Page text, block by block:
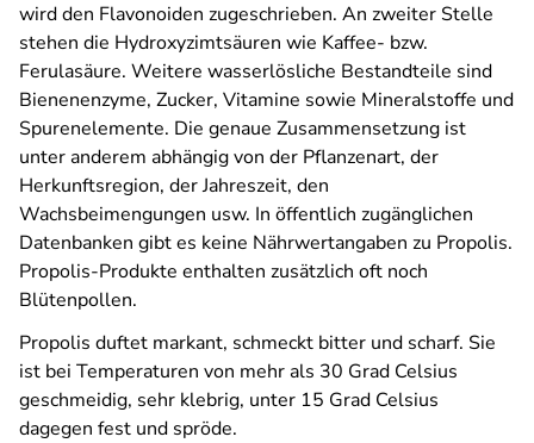
wird den Flavonoiden zugeschrieben. An zweiter Stelle
stehen die Hydroxyzimtsäuren wie Kaffee- bzw.
Ferulasäure. Weitere wasserlösliche Bestandteile sind
Bienenenzyme, Zucker, Vitamine sowie Mineralstoffe und
Spurenelemente. Die genaue Zusammensetzung ist
unter anderem abhängig von der Pflanzenart, der
Herkunftsregion, der Jahreszeit, den
Wachsbeimengungen usw. In öffentlich zugänglichen
Datenbanken gibt es keine Nährwertangaben zu Propolis.
Propolis-Produkte enthalten zusätzlich oft noch
Blütenpollen.
Propolis duftet markant, schmeckt bitter und scharf. Sie
ist bei Temperaturen von mehr als 30 Grad Celsius
geschmeidig, sehr klebrig, unter 15 Grad Celsius
dagegen fest und spröde.